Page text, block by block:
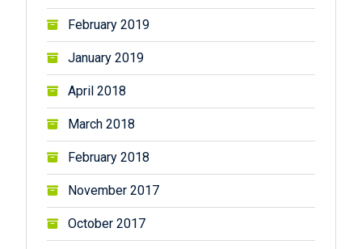
February 2019
January 2019
April 2018
March 2018
February 2018
November 2017
October 2017